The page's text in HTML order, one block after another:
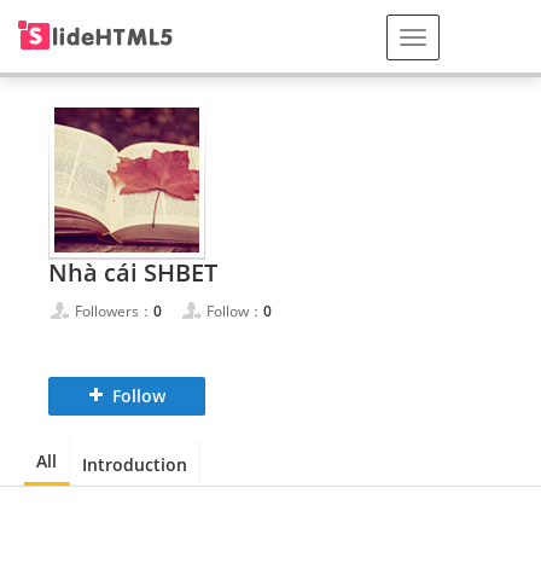
Nhà cái SHBET
Followers： 0 Follow： 0
Follow
All Introduction